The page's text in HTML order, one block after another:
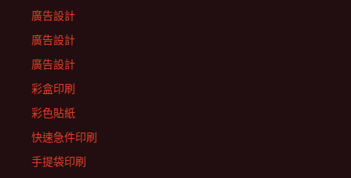
廣告設計
廣告設計
廣告設計
彩盒印刷
彩色貼紙
快速急件印刷
手提袋印刷